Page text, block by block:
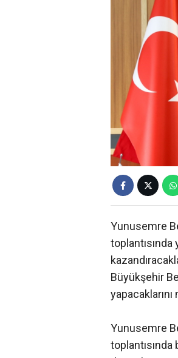
Yunusemre
toplantısında
Büyükşehir
Yunusemre
toplantısında